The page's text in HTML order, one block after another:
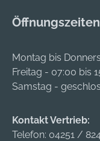
Montag bis
Freitag - 07:00 bis
Samstag -
Kontakt Vertrieb:
Telefon: 04251 /